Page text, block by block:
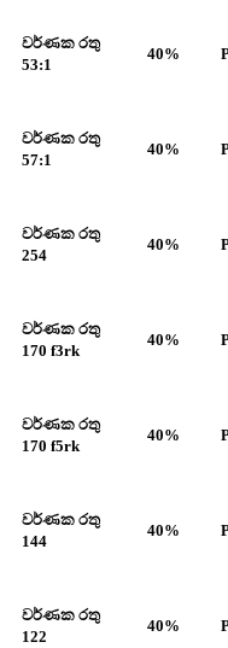
වර්ණක රතු
53:1
40%
වර්ණක රතු
57:1
40%
වර්ණක රතු
254
40%
වර්ණක රතු
170 f3rk
40%
වර්ණක රතු
170 f5rk
40%
වර්ණක රතු
144
40%
වර්ණක රතු
122
40%